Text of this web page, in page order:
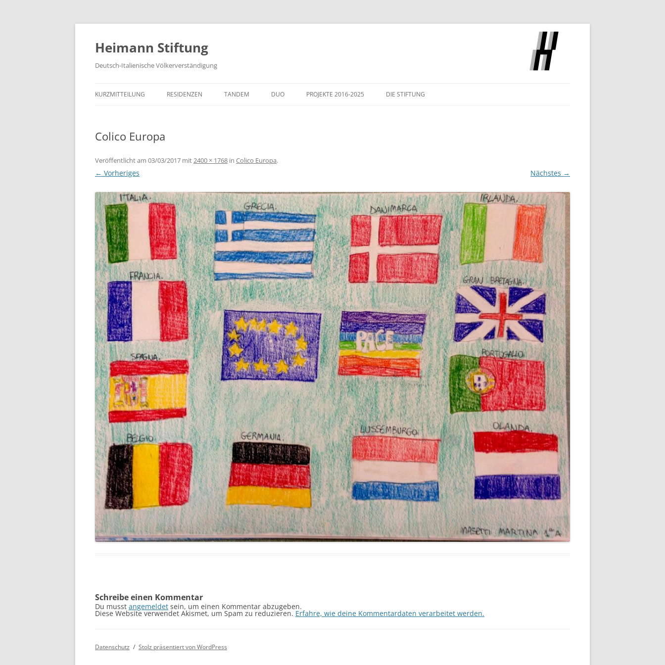
Zum
springen
Heimann Stiftung
Deutsch-Italienische Völkerverständigung
KURZMITTEILUNG RESIDENZEN TANDEM DUO PROJEKTE 2016-2025 DIE STIFTUNG
Colico Europa
Veröffentlicht am 03/03/2017 mit2400 × 1768 in Colico Europa.
← Vorheriges Nächstes →
Schreibe einen Kommentar
Du musst angemeldet sein, um einen Kommentar abzugeben.
Diese Website verwendet Akismet, um Spam zu reduzieren. Erfahre, wie deine Kommentardaten verarbeitet werden.
Datenschutz Stolz präsentiert von WordPress